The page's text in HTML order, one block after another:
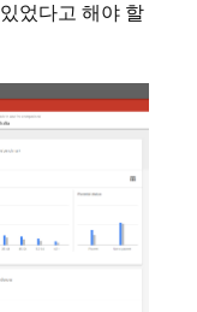
었다고 해야 할